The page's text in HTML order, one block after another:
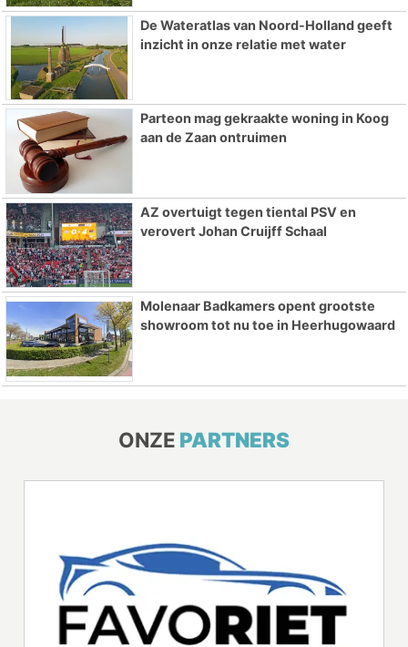
De Wateratlas van Noord-Holland geeft
inzicht in onze relatie met water
Parteon mag gekraakte woning in Koog
aan de Zaan ontruimen
AZ overtuigt tegen tiental PSV en
verovert Johan Cruijff Schaal
Molenaar Badkamers opent grootste
showroom tot nu toe in Heerhugowaard
ONZE PARTNERS